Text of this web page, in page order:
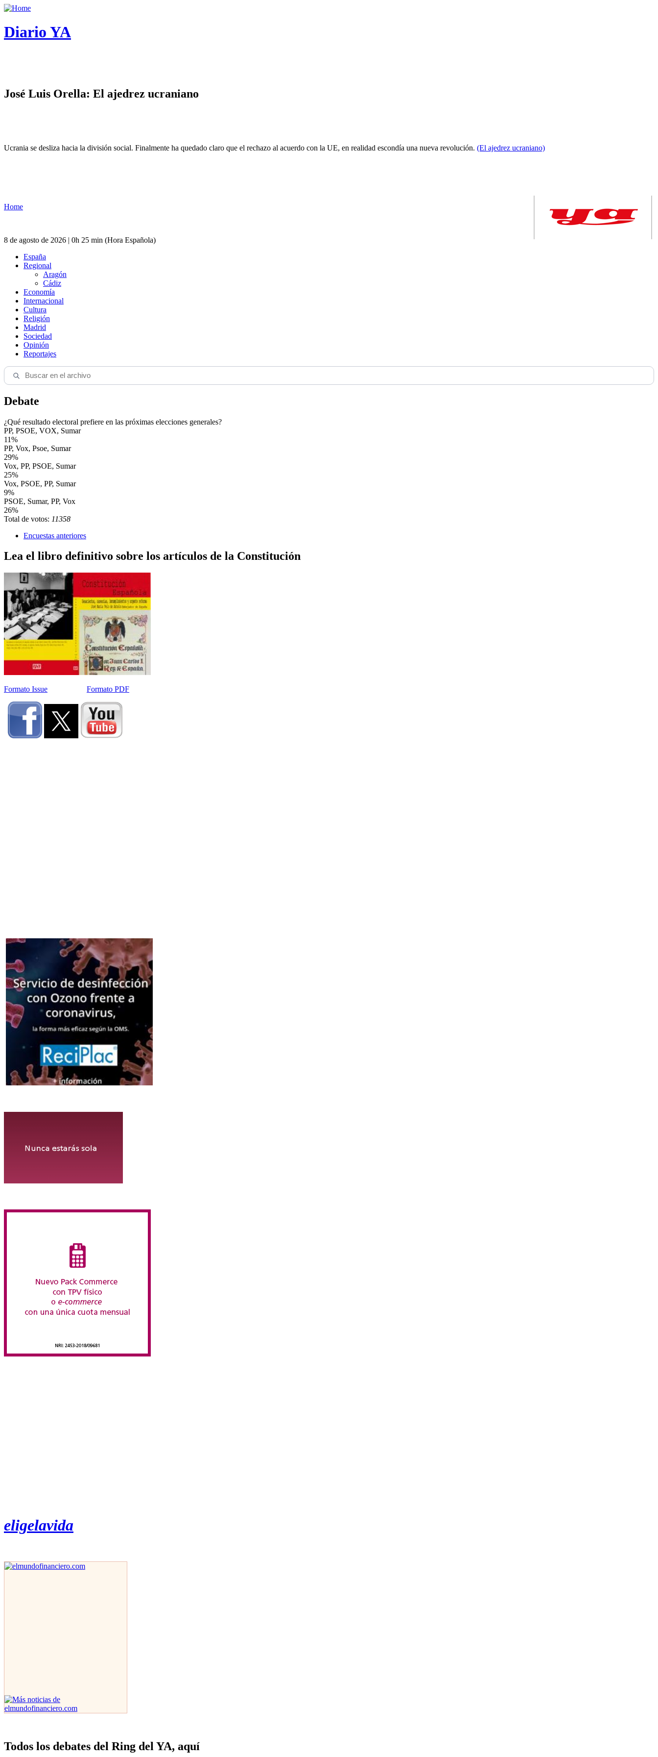
Diario YA
José Luis Orella: El ajedrez ucraniano
Ucrania se desliza hacia la división social. Finalmente ha quedado claro que el rechazo al acuerdo con la UE, en realidad escondía una nueva revolución. (El ajedrez ucraniano)
Home
8 de agosto de 2026 | 0h 25 min (Hora Española)
España
Regional
Aragón
Cádiz
Economía
Internacional
Cultura
Religión
Madrid
Sociedad
Opinión
Reportajes
Debate
¿Qué resultado electoral prefiere en las próximas elecciones generales?
PP, PSOE, VOX, Sumar
11%
PP, Vox, Psoe, Sumar
29%
Vox, PP, PSOE, Sumar
25%
Vox, PSOE, PP, Sumar
9%
PSOE, Sumar, PP, Vox
26%
Total de votos: 11358
Encuestas anteriores
Lea el libro definitivo sobre los artículos de la Constitución
Formato Issue Formato PDF
eligelavida
Todos los debates del Ring del YA, aquí